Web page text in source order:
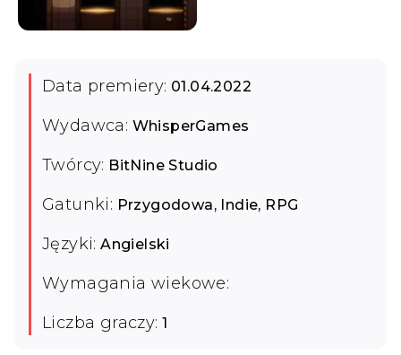
Data premiery: 01.04.2022
Wydawca: WhisperGames
Twórcy: BitNine Studio
Gatunki: Przygodowa, Indie, RPG
Języki: Angielski
Wymagania wiekowe:
Liczba graczy: 1